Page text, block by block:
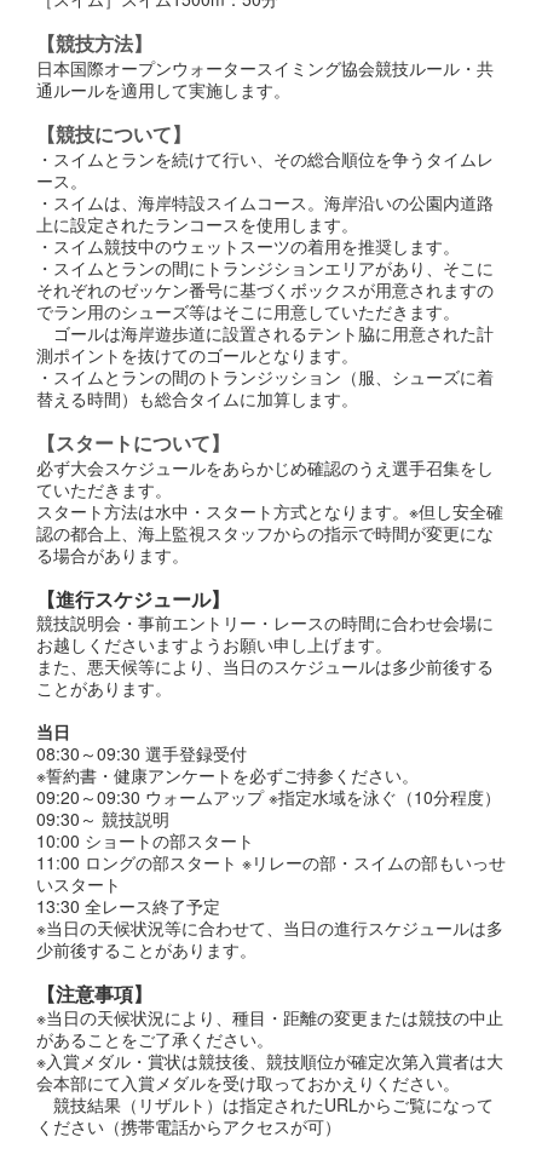
【競技方法】
日本国際オープンウォータースイミング協会競技ルール・共
通ルールを適用して実施します。
【競技について】
・スイムとランを続けて行い、その総合順位を争うタイムレ
ース。
・スイムは、海岸特設スイムコース。海岸沿いの公園内道路
上に設定されたランコースを使用します。
・スイム競技中のウェットスーツの着用を推奨します。
・スイムとランの間にトランジションエリアがあり、そこに
それぞれのゼッケン番号に基づくボックスが用意されますの
でラン用のシューズ等はそこに用意していただきます。
ゴールは海岸遊歩道に設置されるテント脇に用意された計
測ポイントを抜けてのゴールとなります。
・スイムとランの間のトランジッション（服、シューズに着
替える時間）も総合タイムに加算します。
【スタートについて】
必ず大会スケジュールをあらかじめ確認のうえ選手召集をし
ていただきます。
スタート方法は水中・スタート方式となります。※但し安全確
認の都合上、海上監視スタッフからの指示で時間が変更にな
る場合があります。
【進行スケジュール】
競技説明会・事前エントリー・レースの時間に合わせ会場に
お越しくださいますようお願い申し上げます。
また、悪天候等により、当日のスケジュールは多少前後する
ことがあります。
当日
08:30～09:30 選手登録受付
※誓約書・健康アンケートを必ずご持参ください。
09:20～09:30 ウォームアップ ※指定水域を泳ぐ（10分程度）
09:30～ 競技説明
10:00 ショートの部スタート
11:00 ロングの部スタート ※リレーの部・スイムの部もいっせ
いスタート
13:30 全レース終了予定
※当日の天候状況等に合わせて、当日の進行スケジュールは多
少前後することがあります。
【注意事項】
※当日の天候状況により、種目・距離の変更または競技の中止
があることをご了承ください。
※入賞メダル・賞状は競技後、競技順位が確定次第入賞者は大
会本部にて入賞メダルを受け取っておかえりください。
競技結果（リザルト）は指定されたURLからご覧になって
ください（携帯電話からアクセスが可）